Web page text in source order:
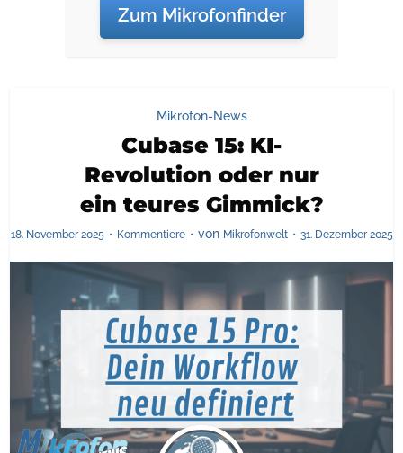
Zum Mikrofonfinder
Mikrofon-News
Cubase 15: KI-
Revolution oder nur
ein teures Gimmick?
18. November 2025 Kommentiere von Mikrofonwelt 31. Dezember 2025